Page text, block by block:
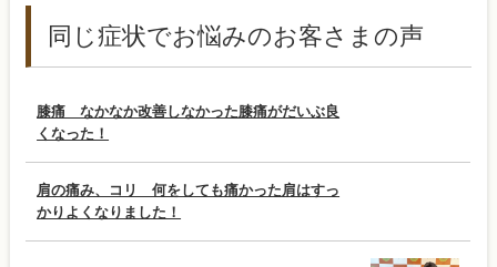
同じ症状でお悩みのお客さまの声
膝痛 なかなか改善しなかった膝痛がだいぶ良
くなった！
肩の痛み、コリ 何をしても痛かった肩はすっ
かりよくなりました！